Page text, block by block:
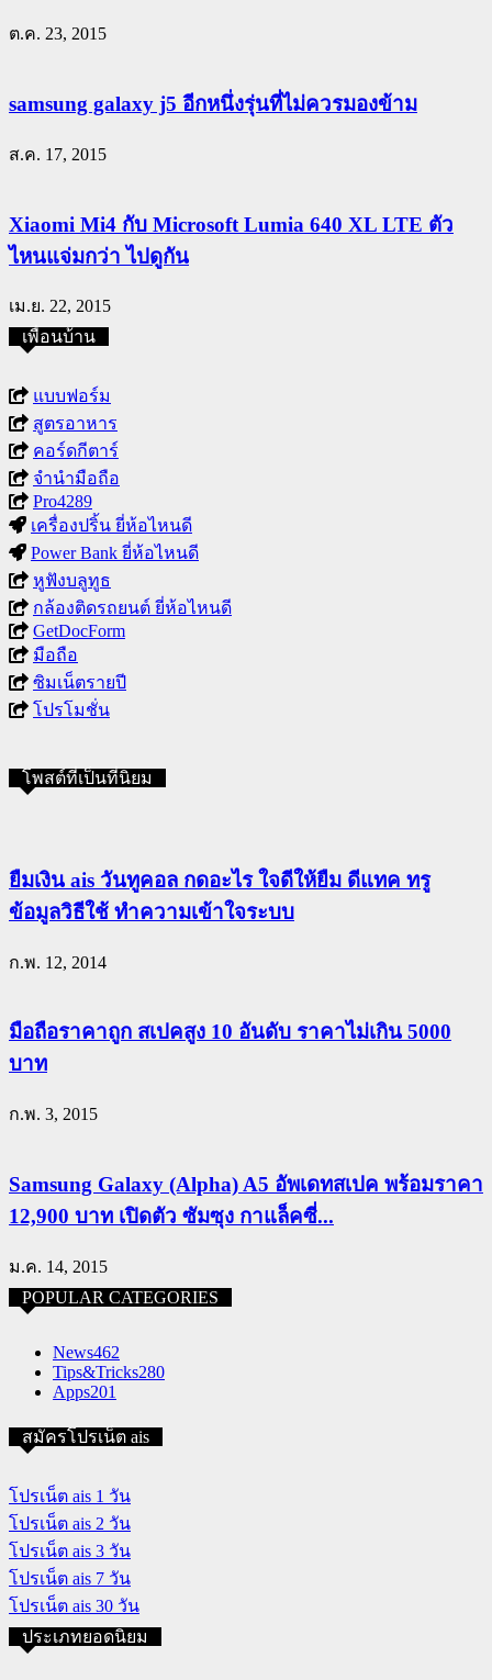
ต.ค. 23, 2015
samsung galaxy j5 อีกหนึ่งรุ่นที่ไม่ควรมองข้าม
ส.ค. 17, 2015
Xiaomi Mi4 กับ Microsoft Lumia 640 XL LTE ตัว
ไหนแจ่มกว่า ไปดูกัน
เม.ย. 22, 2015
เพื่อนบ้าน
แบบฟอร์ม
สูตรอาหาร
คอร์ดกีตาร์
จำนำมือถือ
Pro4289
เครื่องปริ้น ยี่ห้อไหนดี
Power Bank ยี่ห้อไหนดี
หูฟังบลูทูธ
กล้องติดรถยนต์ ยี่ห้อไหนดี
GetDocForm
มือถือ
ซิมเน็ตรายปี
โปรโมชั่น
โพสต์ที่เป็นที่นิยม
ยืมเงิน ais วันทูคอล กดอะไร ใจดีให้ยืม ดีแทค ทรู
ข้อมูลวิธีใช้ ทำความเข้าใจระบบ
ก.พ. 12, 2014
มือถือราคาถูก สเปคสูง 10 อันดับ ราคาไม่เกิน 5000
บาท
ก.พ. 3, 2015
Samsung Galaxy (Alpha) A5 อัพเดทสเปค พร้อมราคา
12,900 บาท เปิดตัว ซัมซุง กาแล็คซี่...
ม.ค. 14, 2015
POPULAR CATEGORIES
News462
Tips&Tricks280
Apps201
สมัครโปรเน็ต ais
โปรเน็ต ais 1 วัน
โปรเน็ต ais 2 วัน
โปรเน็ต ais 3 วัน
โปรเน็ต ais 7 วัน
โปรเน็ต ais 30 วัน
ประเภทยอดนิยม